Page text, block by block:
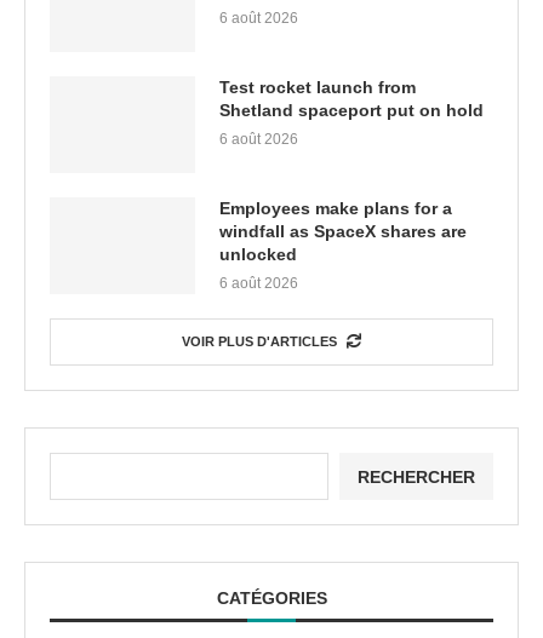
6 août 2026
Test rocket launch from
Shetland spaceport put on hold
6 août 2026
Employees make plans for a
windfall as SpaceX shares are
unlocked
6 août 2026
VOIR PLUS D'ARTICLES
RECHERCHER
CATÉGORIES